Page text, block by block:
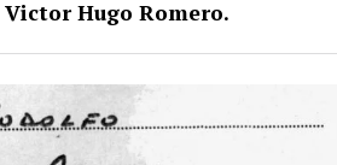
Victor Hugo Romero.